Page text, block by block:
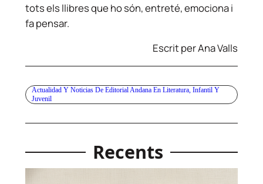
tots els llibres que ho són, entreté, emociona i
fa pensar.
Escrit per Ana Valls
Actualidad Y Noticias De Editorial Andana En Literatura, Infantil Y
Juvenil
Recents